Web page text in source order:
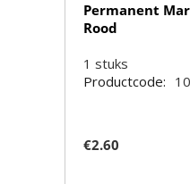
Permanent
Rood
1 stuks
Productcode:
€2.60